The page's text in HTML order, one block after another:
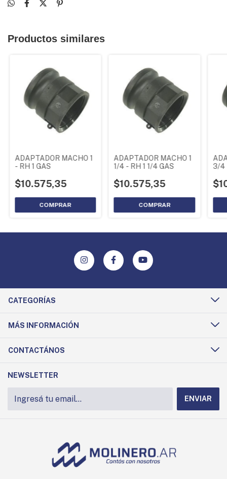
Productos similares
ADAPTADOR MACHO 1
- RH 1 GAS
$10.575,35
ADAPTADOR MACHO 1
1/4 - RH 1 1/4 GAS
$10.575,35
3/4
CATEGORÍAS
MÁS INFORMACIÓN
CONTACTÁNOS
NEWSLETTER